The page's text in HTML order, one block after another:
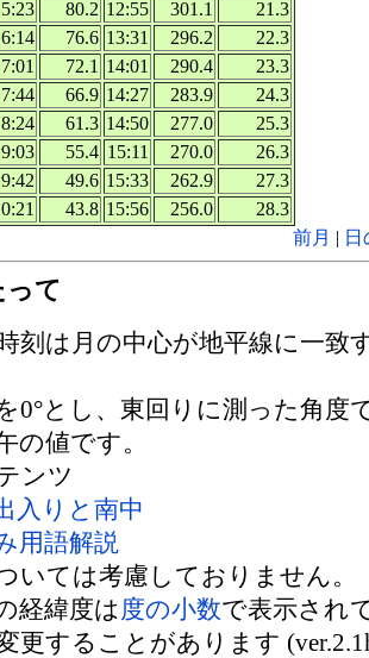
5:23 80.2 12:55 301.1
21.3
6:14 76.6 13:31 296.2
22.3
7:01 72.1 14:01 290.4
23.3
7:44 66.9 14:27 283.9
24.3
8:24 61.3 14:50 277.0
25.3
9:03 55.4 15:11 270.0
26.3
9:42 49.6 15:33 262.9
27.3
43.8 15:56 256.0
28.3
前月 |
って
刻は月の中心が地平線に一致
0°とし、東回りに測った角度
の値です。
ンツ
入りと南中
用語解説
いては考慮しておりません。
経緯度は 度の小数で表示され
更することがあります